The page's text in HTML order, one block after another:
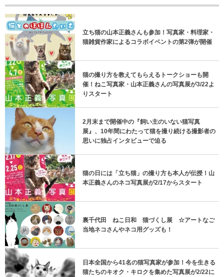
立ち猫の山本正義さんも参加！写真家・料理家・
猫雑貨作家によるコラボイベントの第2弾が開催
猫の撮り方を教えてもらえるトークショーも開
催！ねこ写真家・山本正義さんの写真展が3/22よ
りスタート
2月末まで開催中の『飼い主のいない猫写真
展』、10年間にわたって猫を撮り続ける撮影者の
思いに独占インタビューで迫る
猫の日には「立ち猫」の撮り方も本人が伝授！山
本正義さんのネコ写真展が2/17からスタート
裏千代田 ねこ日和 猫づくし展 ☆アートなご
当地ネコさんやネコ用グッズも！
日本全国から41名の猫写真家が参加！今を生きる
猫たちのキオク・キロクを集めた写真展が2/22に